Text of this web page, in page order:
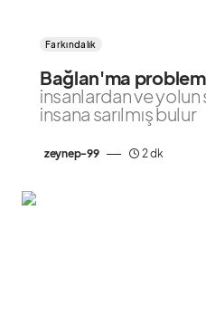
Farkındalık
Bağlan'ma
insanlardan ve
insana sarılmış bulur
zeynep-99 2 dk